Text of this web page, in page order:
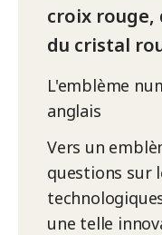
croix rouge,
du cristal
L'emblème
anglais
Vers un
questions sur
une telle